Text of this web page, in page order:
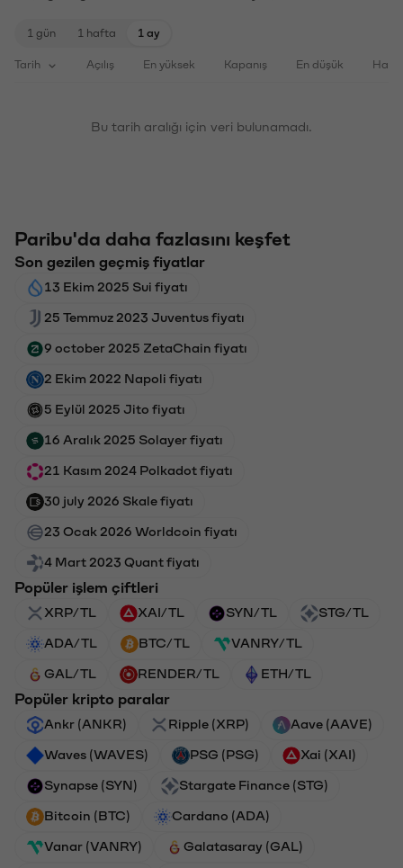
1 gün 1 hafta 1 ay
Tarih Açılış En yüksek Kapanış En düşük
Bu tarih aralığı için veri bulunamadı.
Paribu'da daha fazlasını keşfet
Son gezilen geçmiş fiyatlar
13 Ekim 2025 Sui fiyatı
25 Temmuz 2023 Juventus fiyatı
9 october 2025 ZetaChain fiyatı
2 Ekim 2022 Napoli fiyatı
5 Eylül 2025 Jito fiyatı
16 Aralık 2025 Solayer fiyatı
21 Kasım 2024 Polkadot fiyatı
30 july 2026 Skale fiyatı
23 Ocak 2026 Worldcoin fiyatı
4 Mart 2023 Quant fiyatı
Popüler işlem çiftleri
XRP/TL XAI/TL SYN/TL STG/TL
ADA/TL BTC/TL VANRY/TL
GAL/TL RENDER/TL ETH/TL
Popüler kripto paralar
Ankr (ANKR) Ripple (XRP) Aave (AAVE)
Waves (WAVES) PSG (PSG) Xai (XAI)
Synapse (SYN) Stargate Finance (STG)
Bitcoin (BTC) Cardano (ADA)
Vanar (VANRY) Galatasaray (GAL)